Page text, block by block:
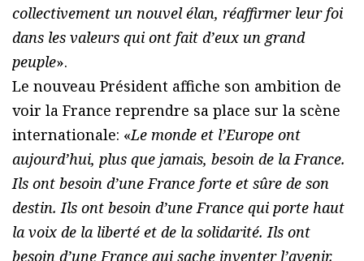
collectivement un nouvel élan, réaffirmer leur foi
dans les valeurs qui ont fait d’eux un grand
peuple».
Le nouveau Président affiche son ambition de
voir la France reprendre sa place sur la scène
internationale: «Le monde et l’Europe ont
aujourd’hui, plus que jamais, besoin de la France.
Ils ont besoin d’une France forte et sûre de son
destin. Ils ont besoin d’une France qui porte haut
la voix de la liberté et de la solidarité. Ils ont
besoin d’une France qui sache inventer l’avenir.